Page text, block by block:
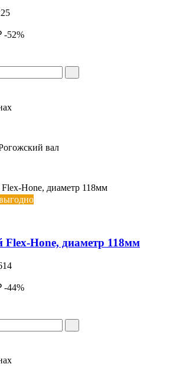
-52%
вал
Flex-Hone, диаметр 118мм
-44%